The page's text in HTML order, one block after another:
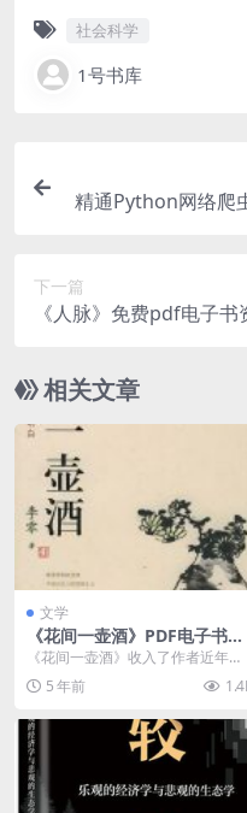
社会科学
1号书库
精通Python网络爬
下一篇
《人脉》免费pdf电子书
相关文章
文学
《花间一壶酒》PDF电子书下
载
《花间一壶酒》收入了作者近年写
作的杂文和随感，全部属于“凡人小
史”，即作为一个普...
5 年前